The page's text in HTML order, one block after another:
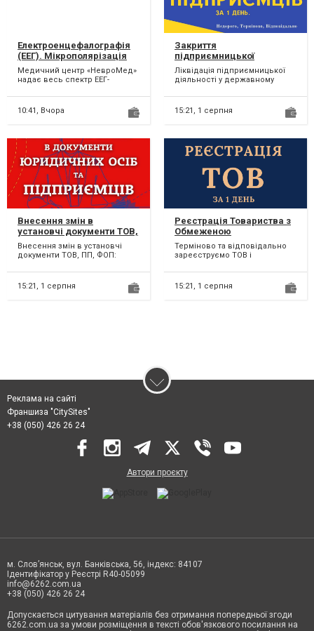
Електроенцефалографія
(ЕЕГ). Мікрополярізація
Медичний центр «НевроМед»
надає весь спектр ЕЕГ-
(«Рутинна»);...
10:41, Вчора
Закриття
підприємницької
діяльності ТЕРМІНОВО.
Ліквідація підприємницької
діяльності у державному
за 1 день; Здача лік...
15:21, 1 серпня
Внесення змін в
установчі документи ТОВ,
ПП, ФОП (недорого)
Внесення змін в установчі
документи ТОВ, ПП, ФОП:
до установчих документі...
15:21, 1 серпня
Реєстрація Товариства з
Обмеженою
Відповідальністю з ПДВ,
єдиним податком.
Терміново та відповідально
зареєструємо ТОВ і
ПДВ, єдиного податку. Для р...
15:21, 1 серпня
Реклама на сайті
Франшиза "CitySites"
+38 (050) 426 26 24
Автори проєкту
м. Слов’янськ, вул. Банківська, 56, індекс: 84107
Ідентифікатор у Реєстрі R40-05099
info@6262.com.ua
+38 (050) 426 26 24
Допускається цитування матеріалів без отримання попередньої згоди
6262.com.ua за умови розміщення в тексті обов'язкового посилання на